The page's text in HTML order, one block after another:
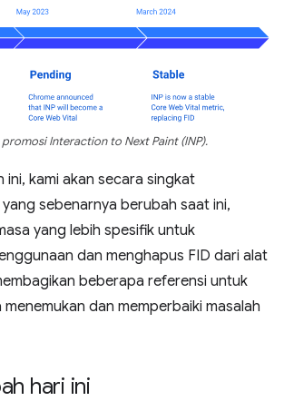
promosi Interaction to Next Paint (INP).
ini, kami akan secara singkat
sebenarnya berubah saat ini,
yang lebih spesifik untuk
dan menghapus FID dari alat
beberapa referensi untuk
dan memperbaiki masalah
hari ini